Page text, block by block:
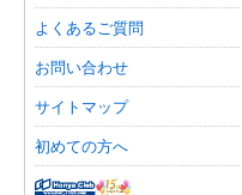
よくあるご質問
お問い合わせ
サイトマップ
初めての方へ